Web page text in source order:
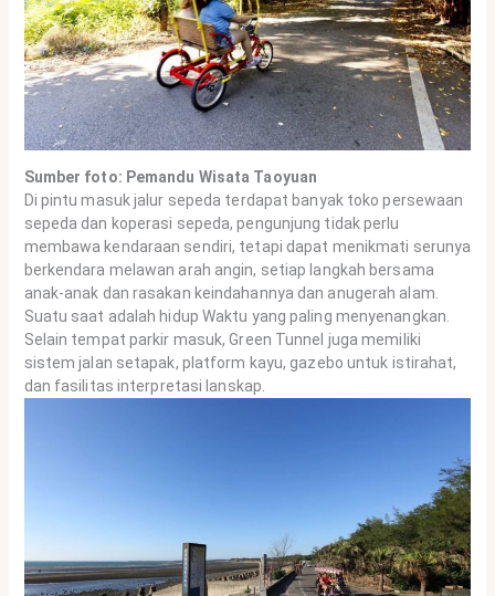
Sumber foto: Pemandu Wisata Taoyuan
Di pintu masuk jalur sepeda terdapat banyak toko persewaan
sepeda dan koperasi sepeda, pengunjung tidak perlu
membawa kendaraan sendiri, tetapi dapat menikmati serunya
berkendara melawan arah angin, setiap langkah bersama
anak-anak dan rasakan keindahannya dan anugerah alam.
Suatu saat adalah hidup Waktu yang paling menyenangkan.
Selain tempat parkir masuk, Green Tunnel juga memiliki
sistem jalan setapak, platform kayu, gazebo untuk istirahat,
dan fasilitas interpretasi lanskap.